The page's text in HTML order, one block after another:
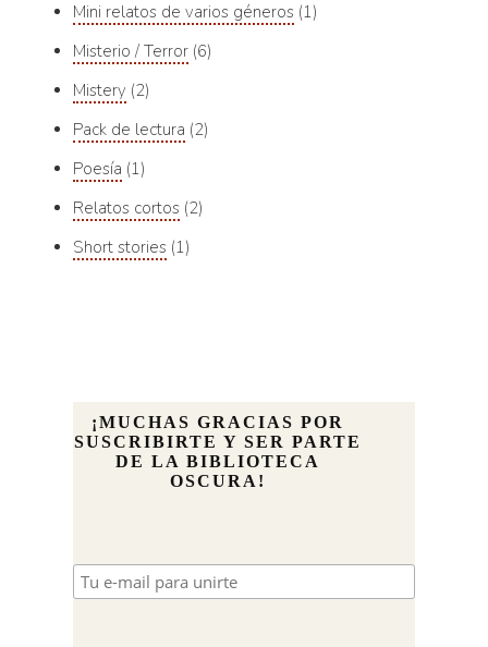
Mini relatos de varios géneros 1
Misterio / Terror 6
Mistery 2
Pack de lectura 2
Poesía 1
Relatos cortos 2
Short stories 1
¡MUCHAS GRACIAS POR
SUSCRIBIRTE Y SER PARTE
DE LA BIBLIOTECA
OSCURA!